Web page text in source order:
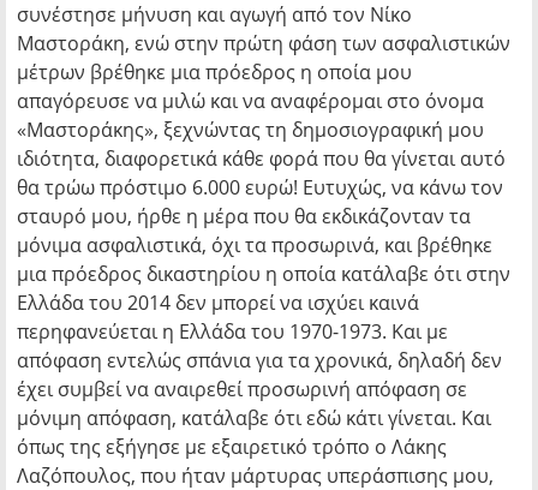
συνέστησε μήνυση και αγωγή από τον Νίκο
Μαστοράκη, ενώ στην πρώτη φάση των ασφαλιστικών
μέτρων βρέθηκε μια πρόεδρος η οποία μου
απαγόρευσε να μιλώ και να αναφέρομαι στο όνομα
«Μαστοράκης», ξεχνώντας τη δημοσιογραφική μου
ιδιότητα, διαφορετικά κάθε φορά που θα γίνεται αυτό
θα τρώω πρόστιμο 6.000 ευρώ! Ευτυχώς, να κάνω τον
σταυρό μου, ήρθε η μέρα που θα εκδικάζονταν τα
μόνιμα ασφαλιστικά, όχι τα προσωρινά, και βρέθηκε
μια πρόεδρος δικαστηρίου η οποία κατάλαβε ότι στην
Ελλάδα του 2014 δεν μπορεί να ισχύει καινά
περηφανεύεται η Ελλάδα του 1970-1973. Και με
απόφαση εντελώς σπάνια για τα χρονικά, δηλαδή δεν
έχει συμβεί να αναιρεθεί προσωρινή απόφαση σε
μόνιμη απόφαση, κατάλαβε ότι εδώ κάτι γίνεται. Και
όπως της εξήγησε με εξαιρετικό τρόπο ο Λάκης
Λαζόπουλος, που ήταν μάρτυρας υπεράσπισης μου,